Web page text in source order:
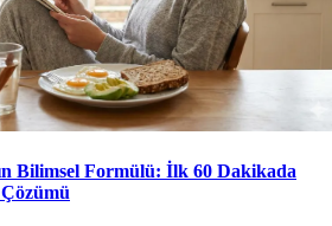
Bilimsel Formülü: İlk 60 Dakikada